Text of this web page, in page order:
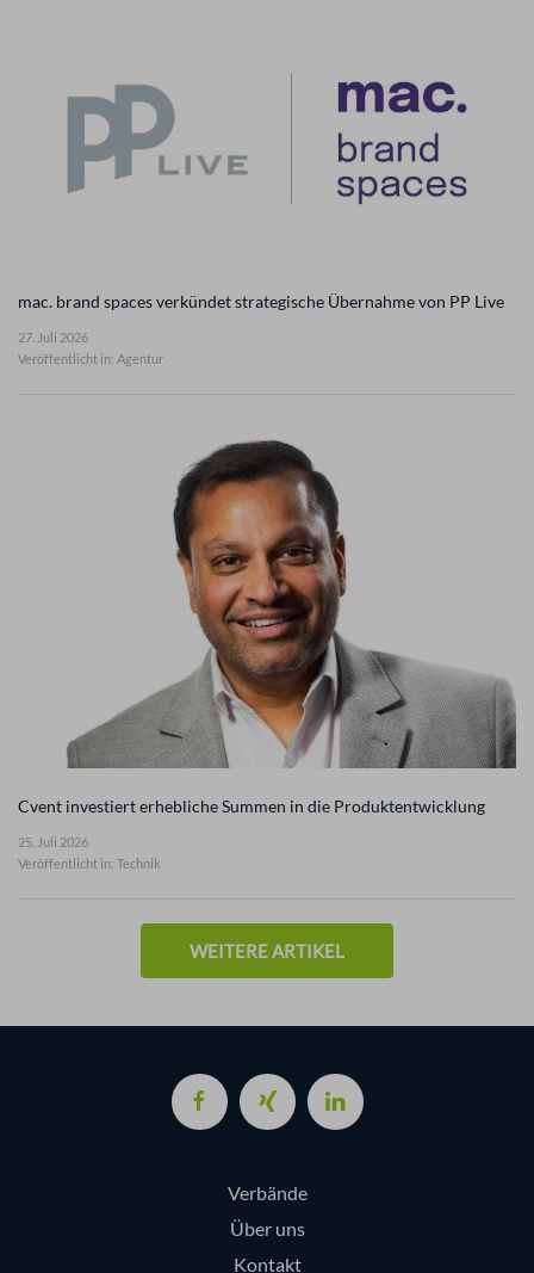
mac. brand spaces verkündet strategische Übernahme von PP Live
27. Juli 2026
Veröffentlicht in: Agentur
Cvent investiert erhebliche Summen in die Produktentwicklung
25. Juli 2026
Veröffentlicht in: Technik
WEITERE ARTIKEL
Verbände
Über uns
Kontakt